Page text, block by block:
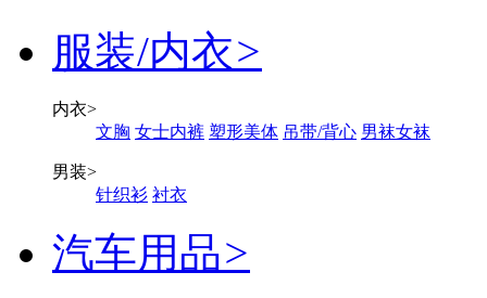
服装/内衣>
内衣>
文胸 女士内裤 塑形美体 吊带/背心 男袜女袜
男装>
针织衫 衬衣
汽车用品>